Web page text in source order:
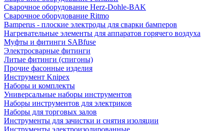
Сварочное оборудование Herz-Dohle-BAK
Сварочное оборудование Ritmo
Bamperus - плоские электроды для сварки бамперов
Нагревательные элементы для аппаратов горячего воздуха
Муфты и фитинги SABfuse
Электросварные фитинги
Литые фитинги (спигоны)
Прочие фасонные изделия
Инструмент Knipex
Наборы и комплекты
Универсальные наборы инструментов
Наборы инструментов для электриков
Наборы для торговых залов
Инструменты для зачистки и снятия изоляции
Инструменты электроизолированные